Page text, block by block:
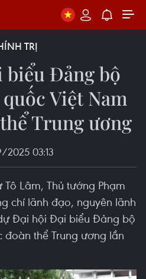
TRỊ
Đảng bộ
Việt Nam
Trung ương
03:13
Lâm, Thủ tướng Phạm
chí lãnh đạo, nguyên lãnh
Đại hội Đại biểu Đảng bộ
đoàn thể Trung ương lần